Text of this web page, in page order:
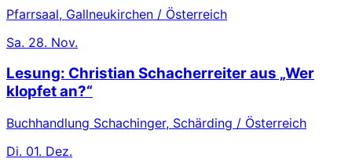
Pfarrsaal, Gallneukirchen / Österreich
Sa. 28. Nov.
Lesung: Christian Schacherreiter aus „Wer
klopfet an?“
Buchhandlung Schachinger, Schärding / Österreich
Di. 01. Dez.